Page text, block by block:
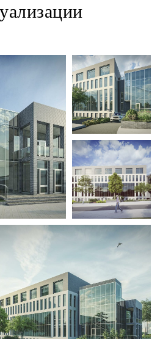
данных
+7 (495) 118 25 11